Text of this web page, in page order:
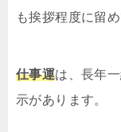
も挨拶程度に留
仕事運は、長年
示があります。